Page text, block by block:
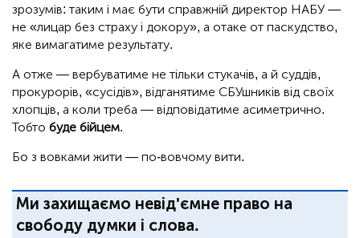
зрозумів: таким і має бути справжній директор НАБУ —
не «лицар без страху і докору», а отаке от паскудство,
яке вимагатиме результату.
А отже — вербуватиме не тільки стукачів, а й суддів,
прокурорів, «сусідів», відганятиме СБУшників від своїх
хлопців, а коли треба — відповідатиме асиметрично.
Тобто буде бійцем.
Бо з вовками жити — по-вовчому вити.
Ми захищаємо невід'ємне право на
свободу думки і слова.